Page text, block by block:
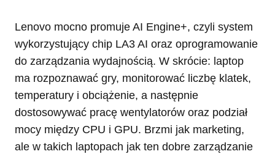
Lenovo mocno promuje AI Engine+, czyli system
wykorzystujący chip LA3 AI oraz oprogramowanie
do zarządzania wydajnością. W skrócie: laptop
ma rozpoznawać gry, monitorować liczbę klatek,
temperatury i obciążenie, a następnie
dostosowywać pracę wentylatorów oraz podział
mocy między CPU i GPU. Brzmi jak marketing,
ale w takich laptopach jak ten dobre zarządzanie